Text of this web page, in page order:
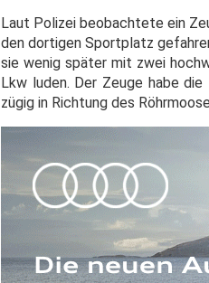
Laut Polizei beobachtete ein
den dortigen Sportplatz
sie wenig später mit zwei
Lkw luden. Der Zeuge habe
zügig in Richtung des